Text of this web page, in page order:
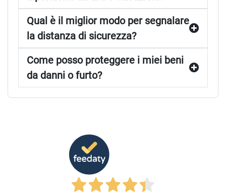
Qual è il miglior modo per segnalare
la distanza di sicurezza?
Come posso proteggere i miei beni
da danni o furto?